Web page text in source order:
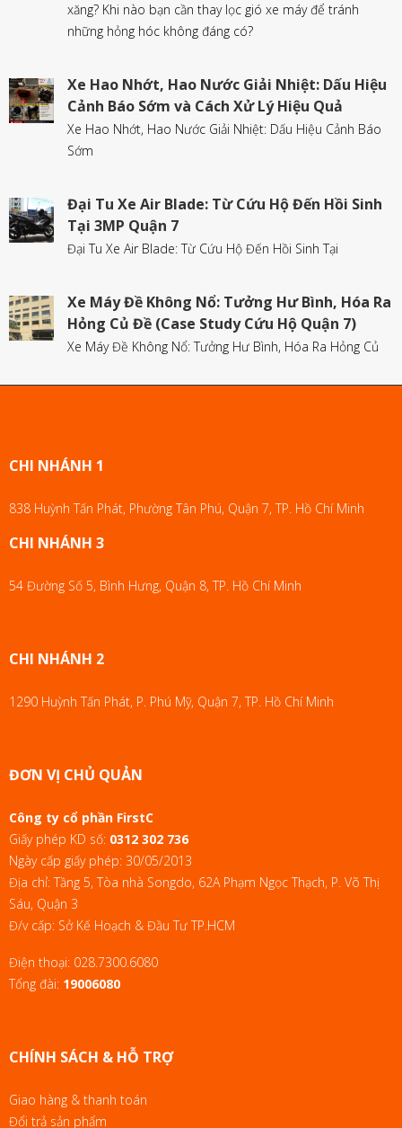
xăng? Khi nào bạn cần thay lọc gió xe máy để tránh
những hỏng hóc không đáng có?
Xe Hao Nhớt, Hao Nước Giải Nhiệt: Dấu Hiệu
Cảnh Báo Sớm và Cách Xử Lý Hiệu Quả
Xe Hao Nhớt, Hao Nước Giải Nhiệt: Dấu Hiệu Cảnh Báo
Sớm
Đại Tu Xe Air Blade: Từ Cứu Hộ Đến Hồi Sinh
Tại 3MP Quận 7
Đại Tu Xe Air Blade: Từ Cứu Hộ Đến Hồi Sinh Tại
Xe Máy Đề Không Nổ: Tưởng Hư Bình, Hóa Ra
Hỏng Củ Đề (Case Study Cứu Hộ Quận 7)
Xe Máy Đề Không Nổ: Tưởng Hư Bình, Hóa Ra Hỏng Củ
CHI NHÁNH 1
838 Huỳnh Tấn Phát, Phường Tân Phú, Quận 7, TP. Hồ Chí Minh
CHI NHÁNH 3
54 Đường Số 5, Bình Hưng, Quận 8, TP. Hồ Chí Minh
CHI NHÁNH 2
1290 Huỳnh Tấn Phát, P. Phú Mỹ, Quận 7, TP. Hồ Chí Minh
ĐƠN VỊ CHỦ QUẢN
Công ty cổ phần FirstC
Giấy phép KD số: 0312 302 736
Ngày cấp giấy phép: 30/05/2013
Địa chỉ: Tầng 5, Tòa nhà Songdo, 62A Phạm Ngọc Thạch, P. Võ Thị
Sáu, Quận 3
Đ/v cấp: Sở Kế Hoạch & Đầu Tư TP.HCM
Điện thoại: 028.7300.6080
Tổng đài: 19006080
CHÍNH SÁCH & HỖ TRỢ
Giao hàng & thanh toán
Đổi trả sản phẩm